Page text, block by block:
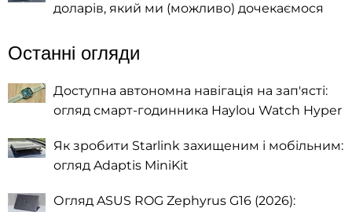
доларів, який ми (можливо) дочекаємося
Останні огляди
Доступна автономна навігація на зап'ясті:
огляд смарт-годинника Haylou Watch Hyper
Як зробити Starlink захищеним і мобільним:
огляд Adaptis MiniKit
Огляд ASUS ROG Zephyrus G16 (2026):